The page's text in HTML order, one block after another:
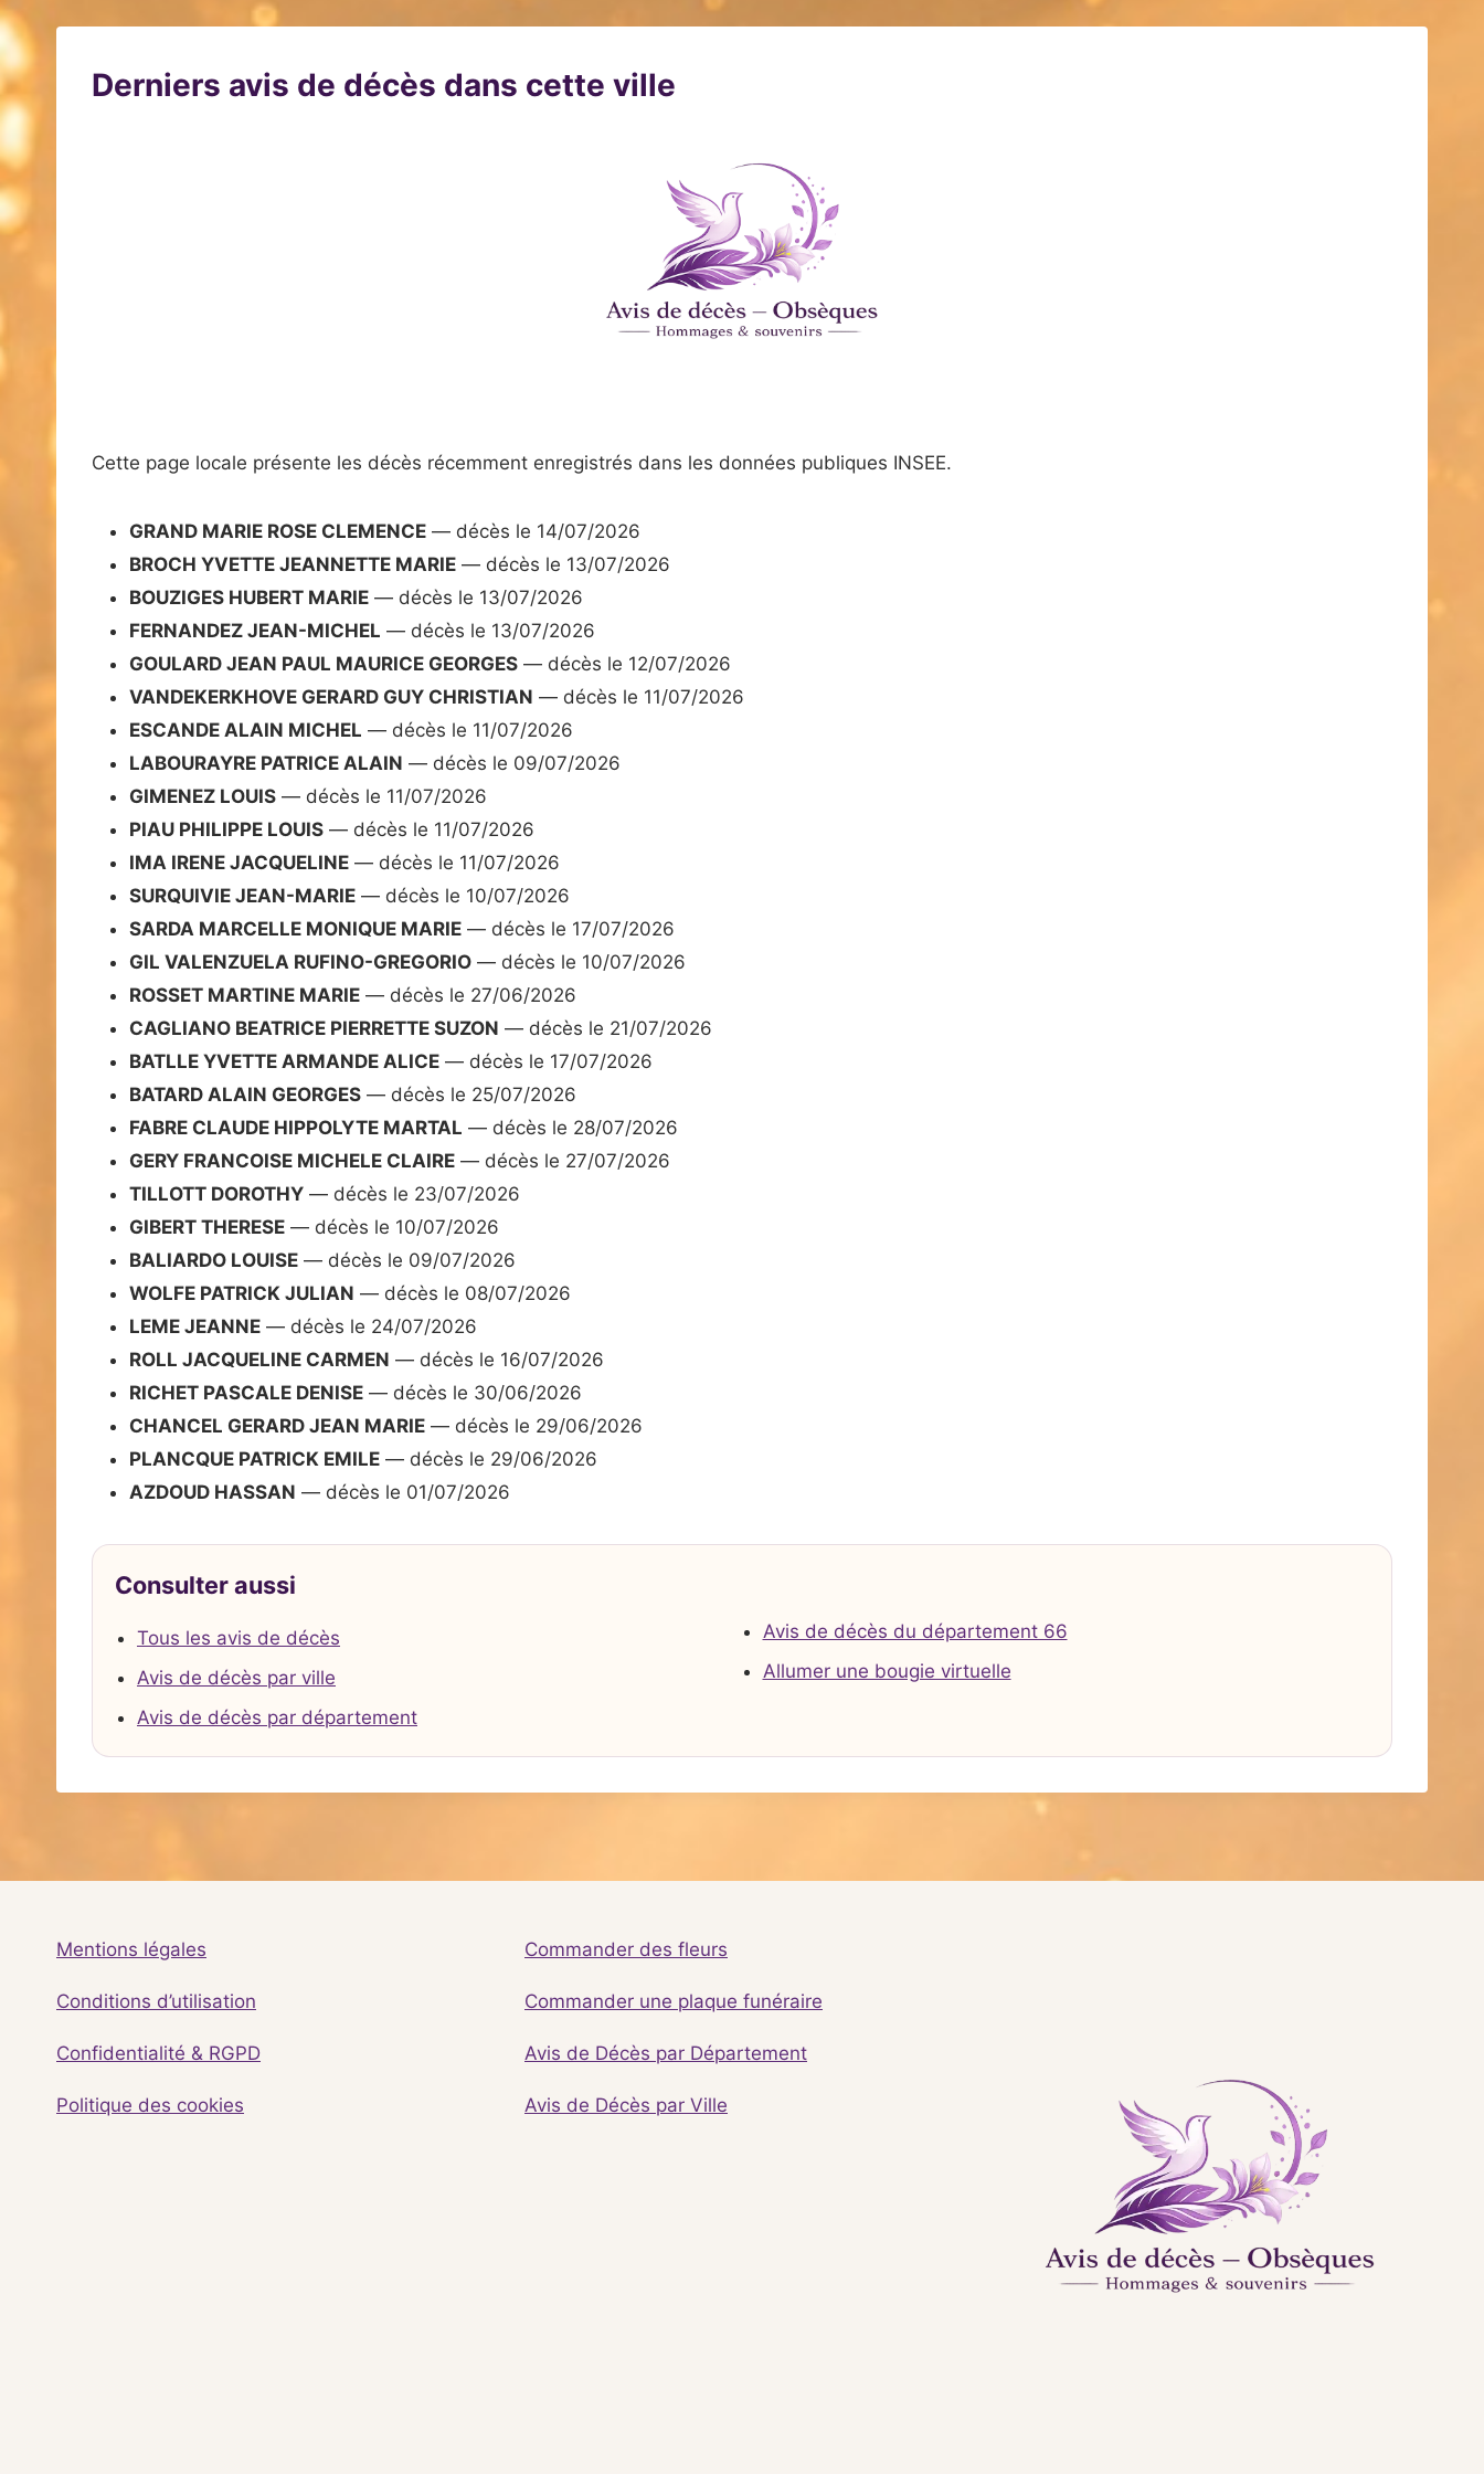
Derniers avis de décès dans cette ville
Cette page locale présente les décès récemment enregistrés dans les données publiques INSEE.
GRAND MARIE ROSE CLEMENCE — décès le 14/07/2026
BROCH YVETTE JEANNETTE MARIE — décès le 13/07/2026
BOUZIGES HUBERT MARIE — décès le 13/07/2026
FERNANDEZ JEAN-MICHEL — décès le 13/07/2026
GOULARD JEAN PAUL MAURICE GEORGES — décès le 12/07/2026
VANDEKERKHOVE GERARD GUY CHRISTIAN — décès le 11/07/2026
ESCANDE ALAIN MICHEL — décès le 11/07/2026
LABOURAYRE PATRICE ALAIN — décès le 09/07/2026
GIMENEZ LOUIS — décès le 11/07/2026
PIAU PHILIPPE LOUIS — décès le 11/07/2026
IMA IRENE JACQUELINE — décès le 11/07/2026
SURQUIVIE JEAN-MARIE — décès le 10/07/2026
SARDA MARCELLE MONIQUE MARIE — décès le 17/07/2026
GIL VALENZUELA RUFINO-GREGORIO — décès le 10/07/2026
ROSSET MARTINE MARIE — décès le 27/06/2026
CAGLIANO BEATRICE PIERRETTE SUZON — décès le 21/07/2026
BATLLE YVETTE ARMANDE ALICE — décès le 17/07/2026
BATARD ALAIN GEORGES — décès le 25/07/2026
FABRE CLAUDE HIPPOLYTE MARTAL — décès le 28/07/2026
GERY FRANCOISE MICHELE CLAIRE — décès le 27/07/2026
TILLOTT DOROTHY — décès le 23/07/2026
GIBERT THERESE — décès le 10/07/2026
BALIARDO LOUISE — décès le 09/07/2026
WOLFE PATRICK JULIAN — décès le 08/07/2026
LEME JEANNE — décès le 24/07/2026
ROLL JACQUELINE CARMEN — décès le 16/07/2026
RICHET PASCALE DENISE — décès le 30/06/2026
CHANCEL GERARD JEAN MARIE — décès le 29/06/2026
PLANCQUE PATRICK EMILE — décès le 29/06/2026
AZDOUD HASSAN — décès le 01/07/2026
Consulter aussi
Tous les avis de décès
Avis de décès par ville
Avis de décès par département
Avis de décès du département 66
Allumer une bougie virtuelle
Mentions légales
Conditions d’utilisation
Confidentialité & RGPD
Politique des cookies
Commander des fleurs
Commander une plaque funéraire
Avis de Décès par Département
Avis de Décès par Ville